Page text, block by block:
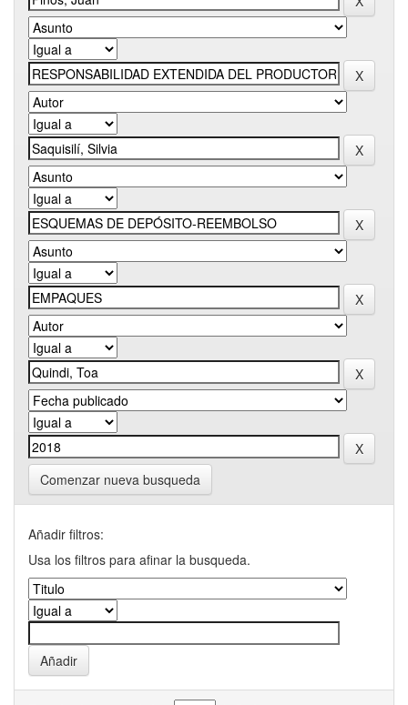
Comenzar nueva busqueda
Añadir filtros:
Usa los filtros para afinar la busqueda.